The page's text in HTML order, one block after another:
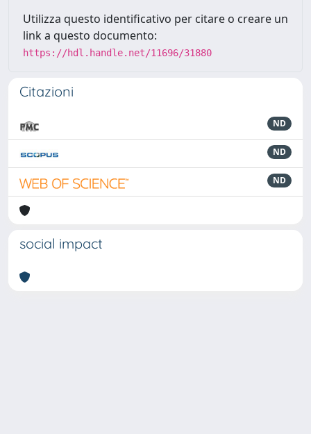
Utilizza questo identificativo per citare o creare un
link a questo documento:
https://hdl.handle.net/11696/31880
Citazioni
ND
ND
ND
social impact